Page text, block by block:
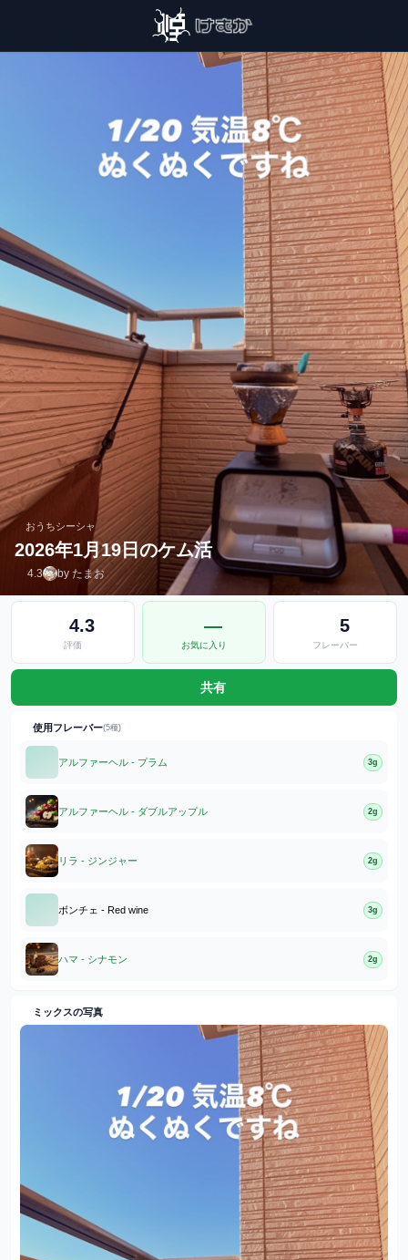
おうちシーシャ
2026年1月19日のケム活
4.3 by たまお
4.3
評価
—
お気に入り
5
フレーバー
共有
使用フレーバー(5種)
アルファーヘル - プラム 3g
アルファーヘル - ダブルアップル 2g
リラ - ジンジャー 2g
ボンチェ - Red wine 3g
ハマ - シナモン 2g
ミックスの写真